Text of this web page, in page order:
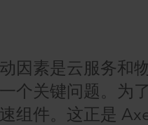
因素是云服务和
个关键问题。为
组件。这正是